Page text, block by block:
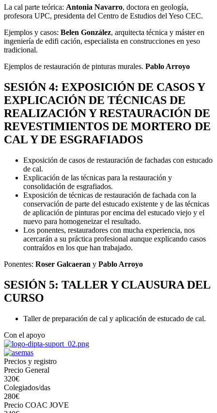
La cal parte teórica: Antonia Navarro, doctora en geología,
profesora UPC, presidenta del Centro de Estudios del Yeso CEC.
Ejemplos y casos: Belen González, arquitecta técnica y máster en
ingeniería de edifi cación, especialista en construcciones en yeso
tradicional.
Ejemplos de restauración de pinturas murales. Pablo Arroyo
SESIÓN 4: EXPOSICIÓN DE CASOS Y
EXPLICACIÓN DE TÉCNICAS DE
REALIZACIÓN Y RESTAURACIÓN DE
REVESTIMIENTOS DE MORTERO DE
CAL Y DE ESGRAFIADOS
Exposición de casos de restauración de fachadas con estucado
de cal.
Explicación de las técnicas para la restauración y
consolidación de esgrafiados.
Exposición de técnicas de restauración de fachada con la
conservación de parte del estucado existente y de las técnicas
de aplicación de pinturas por encima del estucado viejo y el
nuevo para homogeneizar el resultado.
Los ponentes, restauradores con mucha experiencia, nos
acercarán a su práctica profesional aunque explicando casos
contraídos en los que han trabajado.
Ponentes: Roser Galcaeran y Pablo Arroyo
SESIÓN 5: TALLER Y CLAUSURA DEL
CURSO
Taller de preparación de cal y aplicación de estucado de cal.
Con el apoyo
Precios y registro
Precio General
320€
Colegiados/das
280€
Precio COAC JOVE